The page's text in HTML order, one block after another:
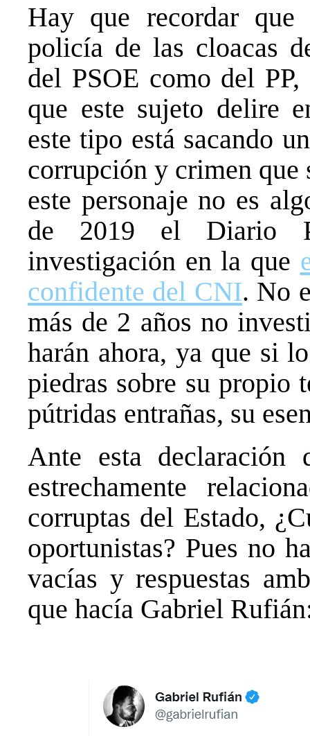
Hay que recordar
policía de las cloacas
del PSOE como del
que este sujeto delire
este tipo está sacando
corrupción y crimen que
este personaje no es
de 2019 el Diario
investigación en la que
confidente del CNI. No
más de 2 años no
harán ahora, ya que si
piedras sobre su propio
pútridas entrañas, su
Ante esta declaración
estrechamente
corruptas del Estado,
oportunistas? Pues no
vacías y respuestas
que hacía Gabriel